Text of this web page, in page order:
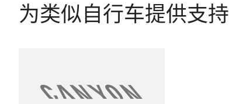
为类似自行车提供支持